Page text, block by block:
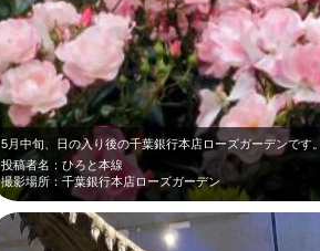
投稿者名：ひろと本線
撮影場所：千葉銀行本店ローズガーデン